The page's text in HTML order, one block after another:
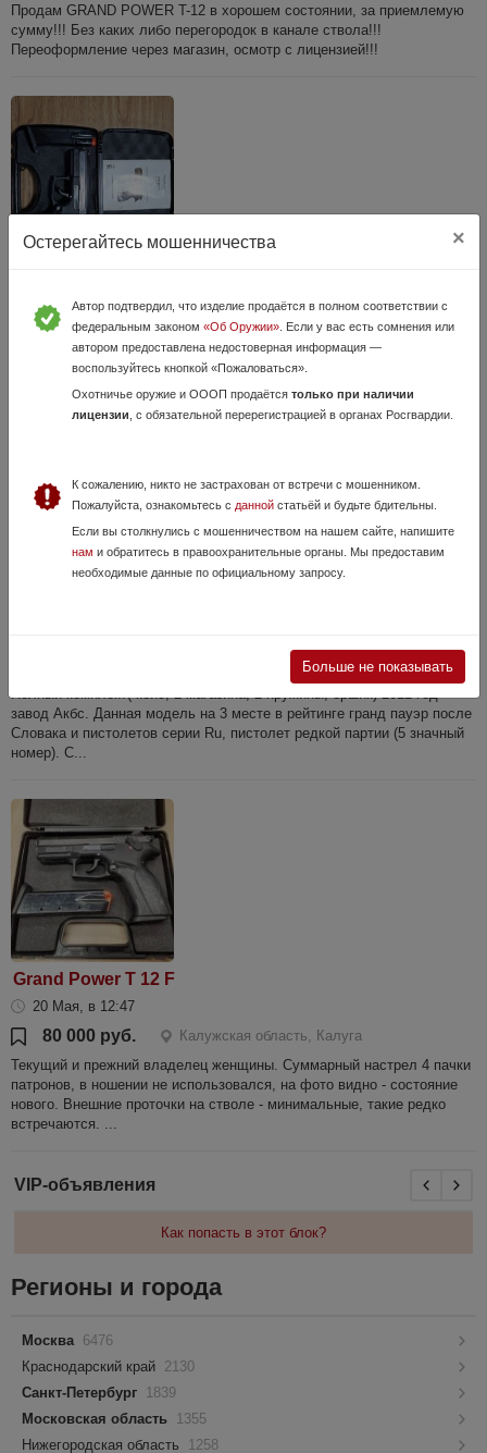
Продам GRAND POWER T-12 в хорошем состоянии, за приемлемую
сумму!!! Без каких либо перегородок в канале ствола!!!
Переоформление через магазин, осмотр с лицензией!!!
24 Мая, в 10:13
160 000 руб.
Калужская область, Обнинск
Продам Grand Power T-12 (АКБС) . Переходной со Словака.
Калужская область
Полный комплект( кейс, 2 магазина, 2 пружины, ершик) 2012 год
завод Акбс. Данная модель на 3 месте в рейтинге гранд пауэр после
Словака и пистолетов серии Ru, пистолет редкой партии (5 значный
номер). С...
Grand Power T 12 F
20 Мая, в 12:47
80 000 руб.
Калужская область, Калуга
Текущий и прежний владелец женщины. Суммарный настрел 4 пачки
патронов, в ношении не использовался, на фото видно - состояние
нового. Внешние проточки на стволе - минимальные, такие редко
встречаются. ...
Остерегайтесь мошенничества ×
Автор подтвердил, что изделие продаётся в полном соответствии с
федеральным законом «Об Оружии». Если у вас есть сомнения или
автором предоставлена недостоверная информация —
воспользуйтесь кнопкой «Пожаловаться».
Охотничье оружие и ОООП продаётся только при наличии
лицензии , с обязательной перерегистрацией в органах Росгвардии.
К сожалению, никто не застрахован от встречи с мошенником.
Пожалуйста, ознакомьтесь с даннойстатьёй и будьте бдительны.
Если вы столкнулись с мошенничеством на нашем сайте, напишите
нам и обратитесь в правоохранительные органы. Мы предоставим
необходимые данные по официальному запросу.
Больше не показывать
VIP-объявления
Как попасть в этот блок?
Регионы и города
Москва 6476
Краснодарский край 2130
Санкт-Петербург 1839
Московская область 1355
Нижегородская область
1258